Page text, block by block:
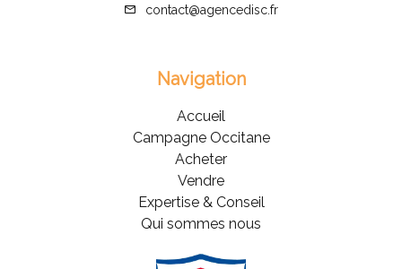
contact@agencedisc.fr
Navigation
Accueil
Campagne Occitane
Acheter
Vendre
Expertise & Conseil
Qui sommes nous